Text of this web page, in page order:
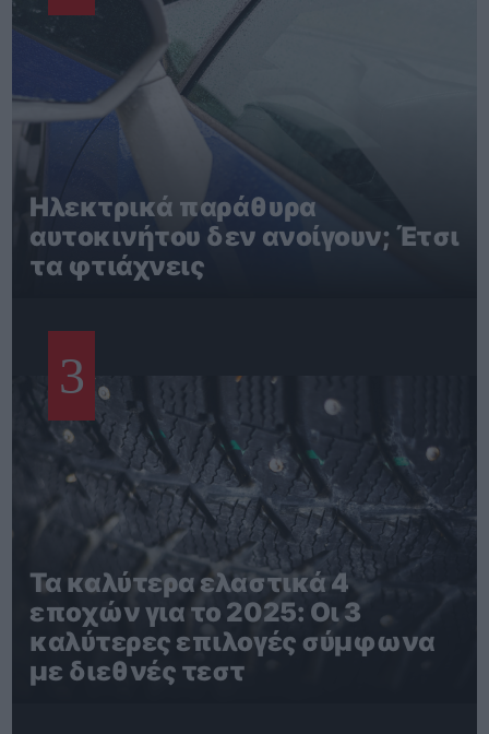
Ηλεκτρικά παράθυρα
αυτοκινήτου δεν ανοίγουν; Έτσι
τα φτιάχνεις
3
Τα καλύτερα ελαστικά 4
εποχών για το 2025: Οι 3
καλύτερες επιλογές σύμφωνα
με διεθνές τεστ